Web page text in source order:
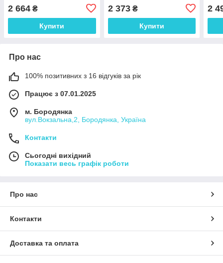
QTEVI260CRM47578
Chrome
2 664 ₴
Купити
QTEVI260CRM47579
Chrome
2 373₴
Купити
2
Про нас
100% позитивних з 16 відгуків за рік
Працює з 07.01.2025
м. Бородянка
вул.Вокзальна,2, Бородянка, Україна
Контакти
Сьогодні вихідний
Показати весь графік роботи
Про нас
Контакти
Доставка та оплата